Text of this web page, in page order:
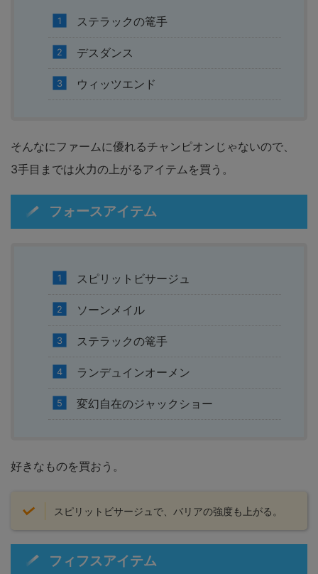
ステラックの篭手
デスダンス
ウィッツエンド
そんなにファームに優れるチャンピオンじゃないので、
3手目までは火力の上がるアイテムを買う。
フォースアイテム
スピリットビサージュ
ソーンメイル
ステラックの篭手
ランデュインオーメン
変幻自在のジャックショー
好きなものを買おう。
スピリットビサージュで、バリアの強度も上がる。
フィフスアイテム